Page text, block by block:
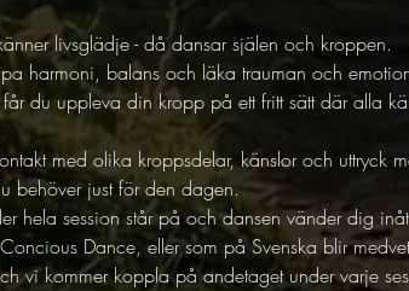
livsglädje - då dansar själen och kroppen.
harmoni, balans och läka trauman och
du uppleva din kropp på ett fritt sätt där alla
med olika kroppsdelar, känslor och uttryck
behöver just för den dagen.
hela session står på och dansen vänder dig
Dance, eller som på Svenska blir
vi kommer koppla på andetaget under varje